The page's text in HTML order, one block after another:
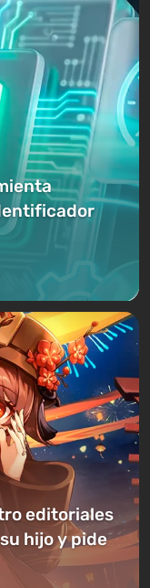
editoriales
hijo y pide